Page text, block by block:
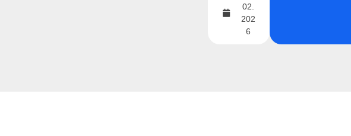
02.
202
6